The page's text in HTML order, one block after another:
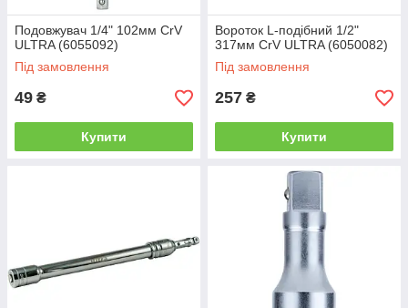
Подовжувач 1/4" 102мм CrV
ULTRA (6055092)
Під замовлення
49 ₴
Купити
Вороток L-подібний 1/2"
317мм CrV ULTRA (6050082)
Під замовлення
257 ₴
Купити